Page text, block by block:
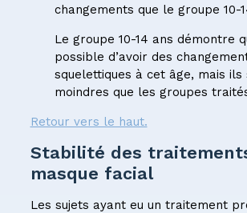
changements que le groupe 10-
Le groupe 10-14 ans démontre
possible d’avoir des
squelettiques à cet âge, mais ils
moindres que les groupes
Retour vers le haut.
Stabilité des
masque facial
Les sujets ayant eu un traitement